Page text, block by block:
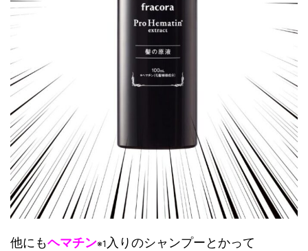
他にもヘマチン※1 入りのシャンプーとかって